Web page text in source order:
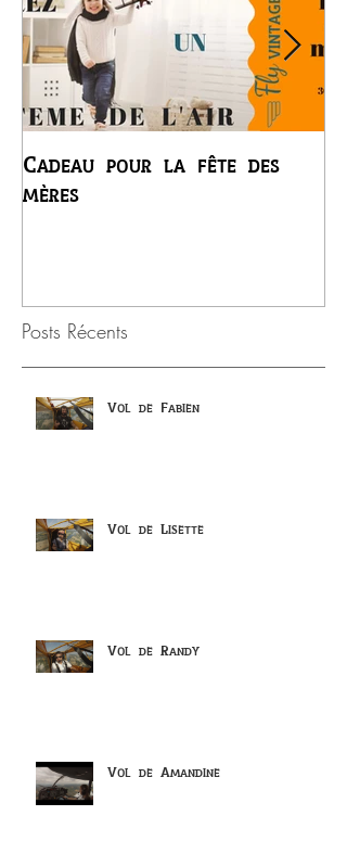
Cadeau pour la fête des
mères
Posts Récents
Vol de Fabien
Vol de Lisette
Vol de Randy
Vol de Amandine